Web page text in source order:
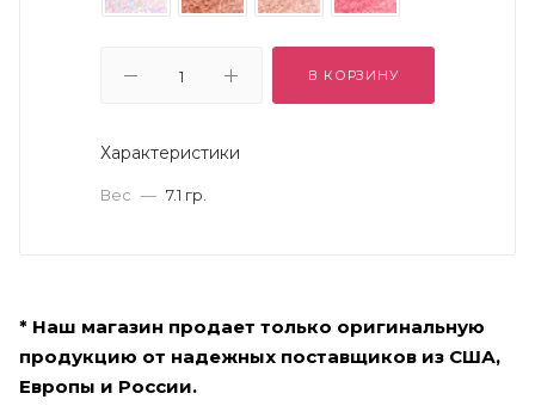
В КОРЗИНУ
Характеристики
Вес — 7.1 гр.
* Наш магазин продает только оригинальную
продукцию от надежных поставщиков из США,
Европы и России.